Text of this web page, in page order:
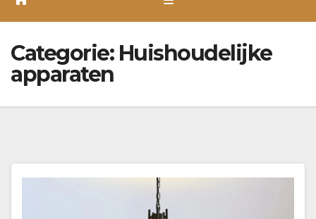
Categorie: Huishoudelijke
apparaten